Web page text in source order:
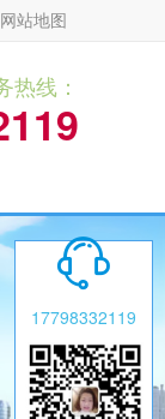
网站地图
热线：

17798332119